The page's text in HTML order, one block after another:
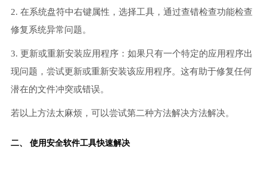
2. 在系统盘符中右键属性，选择工具，通过查错检查功能检查
修复系统异常问题。
3. 更新或重新安装应用程序：如果只有一个特定的应用程序出
现问题，尝试更新或重新安装该应用程序。这有助于修复任何
潜在的文件冲突或错误。
若以上方法太麻烦，可以尝试第二种方法解决方法解决。
二、 使用安全软件工具快速解决